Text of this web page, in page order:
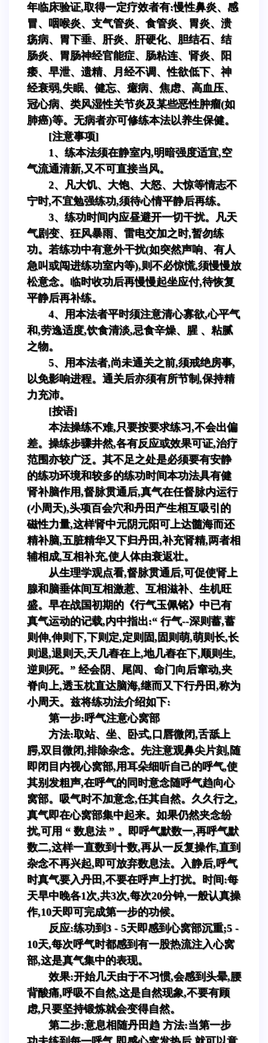
年临床验证,取得一定疗效者有:慢性鼻炎、感
冒、咽喉炎、支气管炎、食管炎、胃炎、溃
疡病、胃下垂、肝炎、肝硬化、胆结石、结
肠炎、胃肠神经官能症、肠粘连、肾炎、阳
痿、早泄、遗精、月经不调、性欲低下、神
经衰弱,失眠、健忘、癔病、焦虑、高血压、
冠心病、类风湿性关节炎及某些恶性肿瘤(如
肺癌)等。无病者亦可修练本法以养生保健。
[注意事项]
1、练本法须在静室内,明暗强度适宜,空
气流通清新,又不可直接当风。
2、凡大饥、大饱、大怒、大惊等情志不
宁时,不宜勉强练功,须待心情平静后再练。
3、练功时间内应昼避开一切干扰。凡天
气剧变、狂风暴雨、雷电交加之时,暂勿练
功。若练功中有意外干扰(如突然声响、有人
急叫或闯进练功室内等),则不必惊慌,须慢慢放
松意念。临时收功后再慢慢起坐应付,待恢复
平静后再补练。
4、用本法者平时须注意清心寡欲,心平气
和,劳逸适度,饮食清淡,忌食辛燥、腥 、粘腻
之物。
5、用本法者,尚未通关之前,须戒绝房事,
以免影响进程。通关后亦须有所节制,保持精
力充沛。
[按语]
本法操练不难,只要按要求练习,不会出偏
差。操练步骤井然,各有反应或效果可证,治疗
范围亦较广泛。其不足之处是必须要有安静
的练功环境和较多的练功时间本功法具有健
肾补脑作用,督脉贯通后,真气在任督脉内运行
(小周天),头项百会穴和丹田产生相互吸引的
磁性力量,这样肾中元阴元阳可上达髓海而还
精补脑,五脏精华又下归丹田,补充肾精,两者相
辅相成,互相补充,使人体由衰返壮。
从生理学观点看,督脉贯通后,可促使肾上
腺和脑垂体间互相激惹、互相滋补、生机旺
盛。早在战国初期的《行气玉佩铭》中已有
真气运动的记载,内中指出:“ 行气--深则蓄,蓄
则伸,伸则下,下则定,定则固,固则萌,萌则长,长
则退,退则天,天几舂在上,地几舂在下,顺则生,
逆则死。” 经会阴、尾闾、命门向后窜动,夹
脊向上,透玉枕直达脑海,继而又下行丹田,称为
小周天。兹将练功法介绍如下:
第一步:呼气注意心窝部
方法:取站、坐、卧式,口唇微闭,舌舐上
腭,双目微闭,排除杂念。先注意观鼻尖片刻,随
即闭目内视心窝部,用耳朵细听自己的呼气,使
其别发粗声,在呼气的同时意念随呼气趋向心
窝部。吸气时不加意念,任其自然。久久行之,
真气即在心窝部集中起来。如果仍然夹念纷
扰,可用 “ 数息法 ” 。即呼气默数一,再呼气默
数二,这样一直数到十数,再从一反复操作,直到
杂念不再兴起,即可放弃数息法。入静后,呼气
时真气要入丹田,不要在呼声上打扰。时间:每
天早中晚各1次,共3次,每次20分钟,一般认真操
作,10天即可完成第一步的功候。
反应:练功到3 - 5天即感到心窝部沉重;5 -
10天,每次呼气时都感到有一股热流注入心窝
部,这是真气集中的表现。
效果:开始几天由于不习惯,会感到头晕,腰
背酸痛,呼吸不自然,这是自然现象,不要有顾
虑,只要坚持锻炼就会变得自然。
第二步:意息相随丹田趋 方法:当第一步